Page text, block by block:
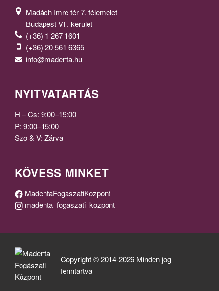
Madách Imre tér 7. félemelet
Budapest VII. kerület
(+36) 1 267 1601
(+36) 20 561 6365
info@madenta.hu
NYITVATARTÁS
H – Cs: 9:00–19:00
P: 9:00–15:00
Szo & V: Zárva
KÖVESS MINKET
MadentaFogaszatiKozpont
madenta_fogaszati_kozpont
Copyright © 2014-2026 Minden jog
fenntartva